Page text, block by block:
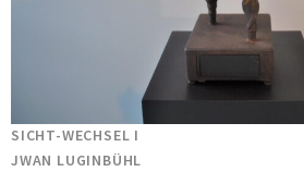
SICHT-WECHSEL I
JWAN LUGINBÜHL